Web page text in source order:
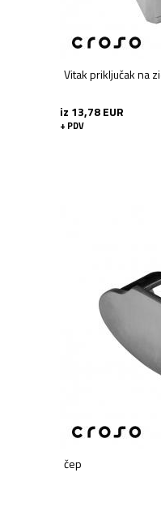
Vitak priključak na
iz 13,78 EUR
+ PDV
čep